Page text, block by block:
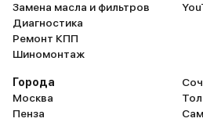
Замена масла и фильтров
Диагностика
Ремонт КПП
Шиномонтаж
Города
Москва
Пенза